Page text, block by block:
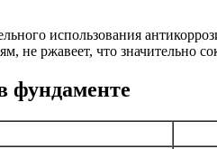
использования
не ржавеет, что
фундаменте